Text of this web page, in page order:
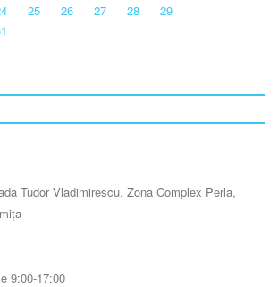
25 26 27 28
29
Tudor Vladimirescu, Zona Complex Perla,
9:00-17:00